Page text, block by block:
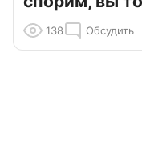
138 Обсудить